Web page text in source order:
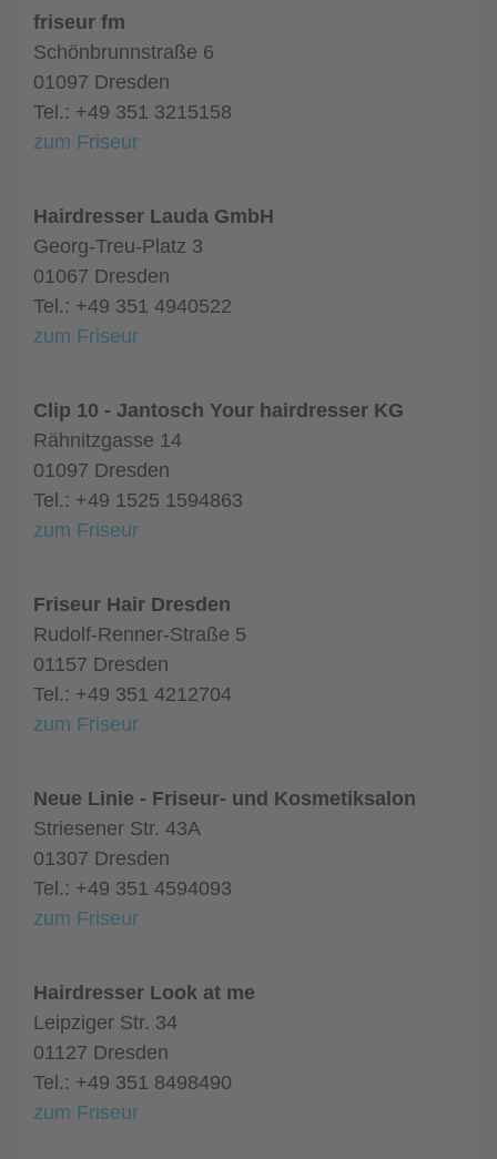
friseur fm
Schönbrunnstraße 6
01097 Dresden
Tel.: +49 351 3215158
zum Friseur
Hairdresser Lauda GmbH
Georg-Treu-Platz 3
01067 Dresden
Tel.: +49 351 4940522
zum Friseur
Clip 10 - Jantosch Your hairdresser KG
Rähnitzgasse 14
01097 Dresden
Tel.: +49 1525 1594863
zum Friseur
Friseur Hair Dresden
Rudolf-Renner-Straße 5
01157 Dresden
Tel.: +49 351 4212704
zum Friseur
Neue Linie - Friseur- und Kosmetiksalon
Striesener Str. 43A
01307 Dresden
Tel.: +49 351 4594093
zum Friseur
Hairdresser Look at me
Leipziger Str. 34
01127 Dresden
Tel.: +49 351 8498490
zum Friseur